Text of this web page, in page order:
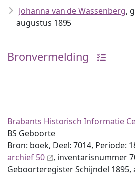
Johanna van de Wassenberg,
augustus 1895
Bronvermelding
Brabants Historisch Informatie
BS Geboorte
Bron: boek, Deel: 7014, Periode:
archief 50
, inventaris­num­mer
Geboorteregister Schijndel